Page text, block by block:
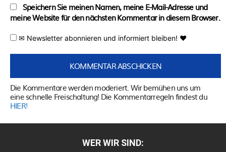
Speichern Sie meinen Namen, meine E-Mail-Adresse und
meine Website für den nächsten Kommentar in diesem Browser.
✉ Newsletter abonnieren und informiert bleiben! ♥
Die Kommentare werden moderiert. Wir bemühen uns um
eine schnelle Freischaltung! Die Kommentarregeln findest du
HIER!
WER WIR SIND: